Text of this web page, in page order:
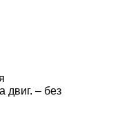
двиг. – без